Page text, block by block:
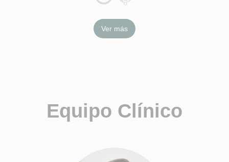
Ver más
Equipo Clínico